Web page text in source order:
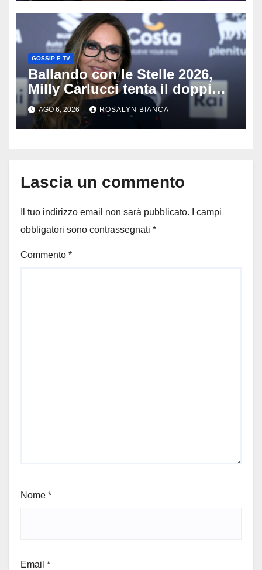
GOSSIP E TV
Ballando con le Stelle 2026,
Milly Carlucci tenta il doppio
colpo: tra i papabili Ornella
Muti e Monica Guerritore
AGO 6, 2026 ROSALYN BIANCA
Lascia un commento
Il tuo indirizzo email non sarà pubblicato.
I campi
obbligatori sono contrassegnati *
Commento *
Nome *
Email *